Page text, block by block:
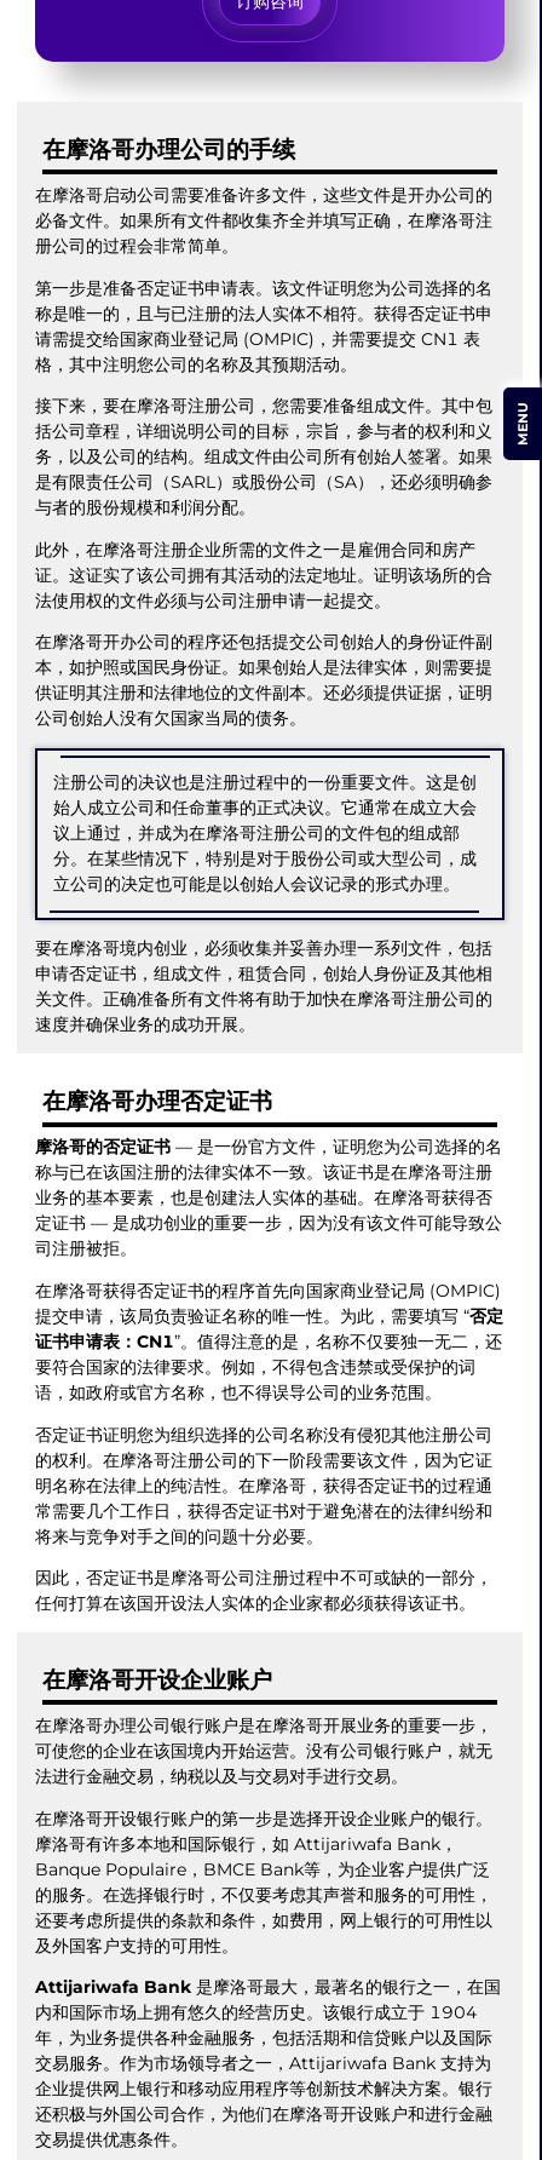
在摩洛哥办理公司的手续
在摩洛哥启动公司需要准备许多文件，这些文件是开办公司的
必备文件。如果所有文件都收集齐全并填写正确，在摩洛哥注
册公司的过程会非常简单。
第一步是准备否定证书申请表。该文件证明您为公司选择的名
称是唯一的，且与已注册的法人实体不相符。获得否定证书申
请需提交给国家商业登记局 (OMPIC)，并需要提交 CN1 表
格，其中注明您公司的名称及其预期活动。
接下来，要在摩洛哥注册公司，您需要准备组成文件。其中包
括公司章程，详细说明公司的目标，宗旨，参与者的权利和义
务，以及公司的结构。组成文件由公司所有创始人签署。如果
是有限责任公司（SARL）或股份公司（SA），还必须明确参
与者的股份规模和利润分配。
此外，在摩洛哥注册企业所需的文件之一是雇佣合同和房产
证。这证实了该公司拥有其活动的法定地址。证明该场所的合
法使用权的文件必须与公司注册申请一起提交。
在摩洛哥开办公司的程序还包括提交公司创始人的身份证件副
本，如护照或国民身份证。如果创始人是法律实体，则需要提
供证明其注册和法律地位的文件副本。还必须提供证据，证明
公司创始人没有欠国家当局的债务。
注册公司的决议也是注册过程中的一份重要文件。这是创
始人成立公司和任命董事的正式决议。它通常在成立大会
议上通过，并成为在摩洛哥注册公司的文件包的组成部
分。在某些情况下，特别是对于股份公司或大型公司，成
立公司的决定也可能是以创始人会议记录的形式办理。
要在摩洛哥境内创业，必须收集并妥善办理一系列文件，包括
申请否定证书，组成文件，租赁合同，创始人身份证及其他相
关文件。正确准备所有文件将有助于加快在摩洛哥注册公司的
速度并确保业务的成功开展。
在摩洛哥办理否定证书
摩洛哥的否定证书— 是一份官方文件，证明您为公司选择的名
称与已在该国注册的法律实体不一致。该证书是在摩洛哥注册
业务的基本要素，也是创建法人实体的基础。在摩洛哥获得否
定证书 — 是成功创业的重要一步，因为没有该文件可能导致公
司注册被拒。
在摩洛哥获得否定证书的程序首先向国家商业登记局 (OMPIC)
提交申请，该局负责验证名称的唯一性。为此，需要填写 “否定
证书申请表：CN1”。值得注意的是，名称不仅要独一无二，还
要符合国家的法律要求。例如，不得包含违禁或受保护的词
语，如政府或官方名称，也不得误导公司的业务范围。
否定证书证明您为组织选择的公司名称没有侵犯其他注册公司
的权利。在摩洛哥注册公司的下一阶段需要该文件，因为它证
明名称在法律上的纯洁性。在摩洛哥，获得否定证书的过程通
常需要几个工作日，获得否定证书对于避免潜在的法律纠纷和
将来与竞争对手之间的问题十分必要。
因此，否定证书是摩洛哥公司注册过程中不可或缺的一部分，
任何打算在该国开设法人实体的企业家都必须获得该证书。
在摩洛哥开设企业账户
在摩洛哥办理公司银行账户是在摩洛哥开展业务的重要一步，
可使您的企业在该国境内开始运营。没有公司银行账户，就无
法进行金融交易，纳税以及与交易对手进行交易。
在摩洛哥开设银行账户的第一步是选择开设企业账户的银行。
摩洛哥有许多本地和国际银行，如 Attijariwafa Bank，
Banque Populaire，BMCE Bank等，为企业客户提供广泛
的服务。在选择银行时，不仅要考虑其声誉和服务的可用性，
还要考虑所提供的条款和条件，如费用，网上银行的可用性以
及外国客户支持的可用性。
Attijariwafa Bank是摩洛哥最大，最著名的银行之一，在国
内和国际市场上拥有悠久的经营历史。该银行成立于 1904
年，为业务提供各种金融服务，包括活期和信贷账户以及国际
交易服务。作为市场领导者之一，Attijariwafa Bank 支持为
企业提供网上银行和移动应用程序等创新技术解决方案。银行
还积极与外国公司合作，为他们在摩洛哥开设账户和进行金融
交易提供优惠条件。
MENU